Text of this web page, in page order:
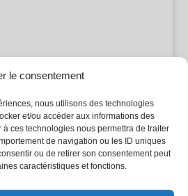
le consentement
nous utilisons des technologies
et/ou accéder aux informations des
ces technologies nous permettra de traiter
de navigation ou les ID uniques
ou de retirer son consentement peut
caractéristiques et fonctions.